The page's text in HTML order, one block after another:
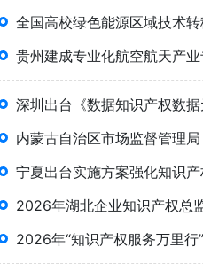
全国高校绿色能源区域技术
贵州建成专业化航空航天产
深圳出台《数据知识产权数
内蒙古自治区市场监督管理
宁夏出台实施方案强化知识
2026年湖北企业知识产权总
2026年“知识产权服务万里